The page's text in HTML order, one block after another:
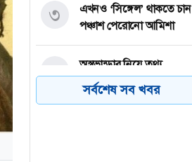
এখনও ‘সিঙ্গেল’ থাকতে চান
পঞ্চাশ পেরোনো আমিশা
৩
অস্ত্রভান্ডার নিয়ে তথ্য
ফাঁসকারীদের কারাদণ্ডের
হুঁশিয়ারি ট্রাম্পের
৪
সর্বশেষ সব খবর